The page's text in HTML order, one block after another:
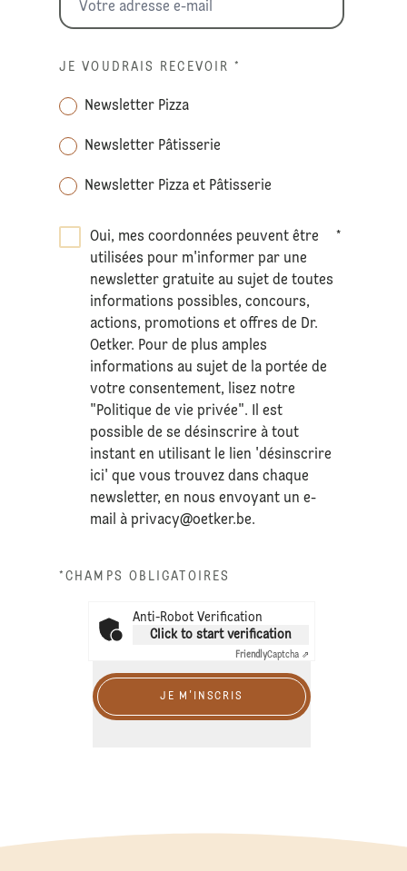
JE VOUDRAIS RECEVOIR *
Newsletter Pizza
Newsletter Pâtisserie
Newsletter Pizza et Pâtisserie
Oui, mes coordonnées peuvent être
utilisées pour m'informer par une
newsletter gratuite au sujet de toutes
informations possibles, concours,
actions, promotions et offres de Dr.
Oetker. Pour de plus amples
informations au sujet de la portée de
votre consentement, lisez notre
"Politique de vie privée". Il est
possible de se désinscrire à tout
instant en utilisant le lien 'désinscrire
ici' que vous trouvez dans chaque
newsletter, en nous envoyant un e-
mail àprivacy@oetker.be.
*
*CHAMPS OBLIGATOIRES
Anti-Robot Verification
Click to start verification
FriendlyCaptcha ⇗
JE M'INSCRIS